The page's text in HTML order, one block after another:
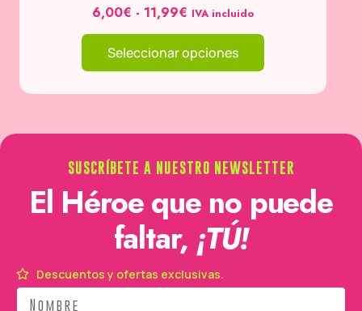
6,00€ - 11,99€ IVA incluido
Seleccionar opciones
SUSCRÍBETE A NUESTRO NEWSLETTER
El Héroe que no puede
faltar, ¡TÚ!
Descuentos y ofertas exclusivas.
Nombre